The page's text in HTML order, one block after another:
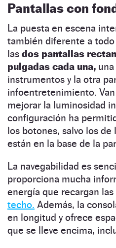
Pantallas con
La puesta en escena
también diferente a
las dos pantallas
pulgadas cada una,
instrumentos y la otra
infoentretenimiento.
mejorar la luminosidad
configuración ha
los botones, salvo los
están en la base de la
La navegabilidad es
proporciona mucha
energía que recargan las
techo. Además, la
en longitud y ofrece
que se lleve encima,